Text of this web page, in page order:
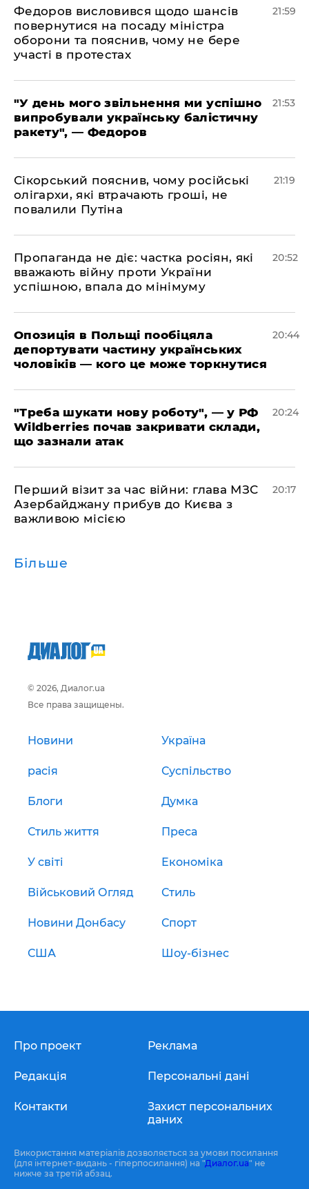
​Федоров висловився щодо шансів
повернутися на посаду міністра
оборони та пояснив, чому не бере
участі в протестах
21:59
​"У день мого звільнення ми успішно
випробували українську балістичну
ракету", — Федоров
21:53
​Сікорський пояснив, чому російські
олігархи, які втрачають гроші, не
повалили Путіна
21:19
​Пропаганда не діє: частка росіян, які
вважають війну проти України
успішною, впала до мінімуму
20:52
​Опозиція в Польщі пообіцяла
депортувати частину українських
чоловіків — кого це може торкнутися
20:44
​"Треба шукати нову роботу", — у РФ
Wildberries почав закривати склади,
що зазнали атак
20:24
​Перший візит за час війни: глава МЗС
Азербайджану прибув до Києва з
важливою місією
20:17
Більше
© 2026, Диалог.ua
Все права защищены.
Новини Україна
расія Суспільство
Блоги Думка
Стиль життя Преса
У світі Економіка
Військовий Огляд Стиль
Новини Донбасу Спорт
США Шоу-бізнес
Про проект
Редакція
Контакти
Реклама
Персональні дані
Захист персональних
даних
Використання матеріалів дозволяється за умови посилання
(для інтернет-видань - гіперпосилання) на "Диалог.ua" не
нижче за третій абзац.